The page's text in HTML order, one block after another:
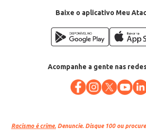
Baixe o aplicativo Meu
Acompanhe a gente nas
Racismo é crime. Denuncie. Disque 100 ou